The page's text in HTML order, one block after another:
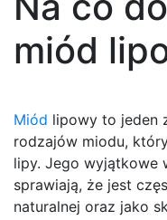
miód
Miód lipowy to jeden
rodzajów miodu,
lipy. Jego wyjątkowe
sprawiają, że jest
naturalnej oraz jako